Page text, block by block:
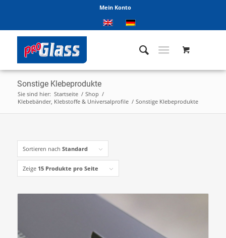
Mein Konto
Sonstige Klebeprodukte
Sie sind hier: Startseite / Shop /
Klebebänder, Klebstoffe & Universalprofile / Sonstige Klebeprodukte
Sortieren nach Standard
Zeige 15 Produkte pro Seite